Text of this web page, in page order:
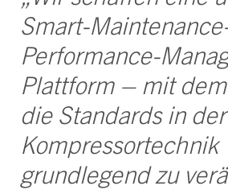
Smart-
Performance-
Plattform – mit
die Standards in der
Kompressortechnik
grundlegend zu